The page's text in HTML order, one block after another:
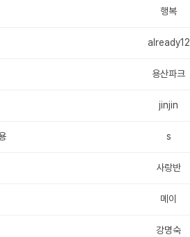
행복
already12
용산파크
jinjin
s
사랑반
메이
강명숙